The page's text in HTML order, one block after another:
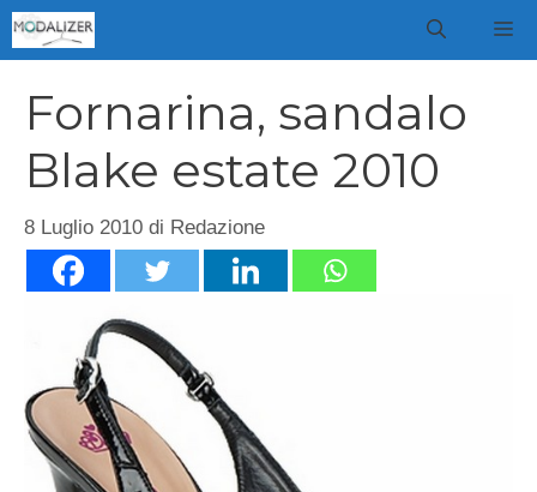
Vai
al
Fornarina, sandalo
Blake estate 2010
8 Luglio 2010 di Redazione